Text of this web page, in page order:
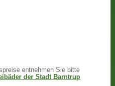
entnehmen Sie bitte
der Stadt Barntrup